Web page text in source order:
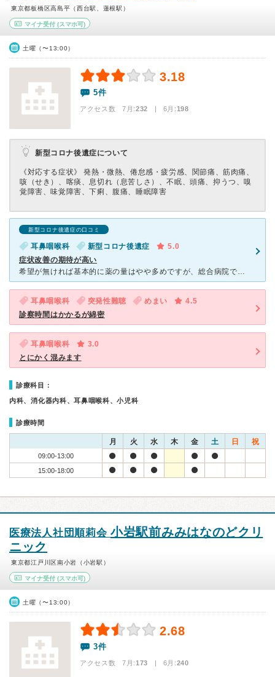
東京都板橋区高島平（西台駅、蓮根駅）
マイナ受付 (スマホ可)
土曜（〜13:00）
3.18
5件
アクセス数 7月:232 | 6月:198
新型コロナ後遺症について
《対応する症状》 発熱・微熱、倦怠感・疲労感、関節痛、筋肉痛、
咳（せき）、喀痰、息切れ（息苦しさ）、不眠、頭痛、抑うつ、嗅
覚障害、味覚障害、下痢、腹痛、睡眠障害
新型コロナ後遺症の口コミ
耳鼻咽喉科 新型コロナ後遺症
5.0
症状改善の期待が高い
希望が無ければ基本的に薬の量はやや多めですが、総合病院で改善しなかった諸症状が、あまり処方されないお薬で症状の改善、だるさも数日で取れました。 コロナ罹患後、真夏に風邪症状が続いて喘息も出始め、
耳鼻咽喉科 突発性難聴 めまい
4.5
診察時間はかかるが綿密
耳鼻咽喉科
3.0
とにかく混みます
診療科目：
内科、消化器内科、耳鼻咽喉科、小児科
診療時間
月 火 水 木 金 土 日 祝
09:00-13:00
15:00-18:00
医療法人社団順莉会 小岩駅前みみはなのどクリ
ニック
東京都江戸川区南小岩（小岩駅）
マイナ受付 (スマホ可)
土曜（〜13:00）
2.68
3件
アクセス数 7月:173 | 6月:240